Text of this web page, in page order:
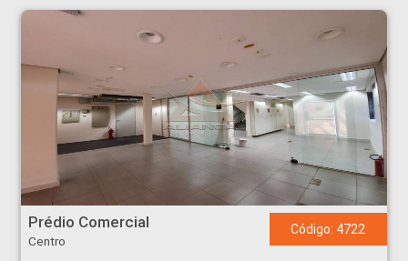
Prédio Comercial
Centro
Código: 4722